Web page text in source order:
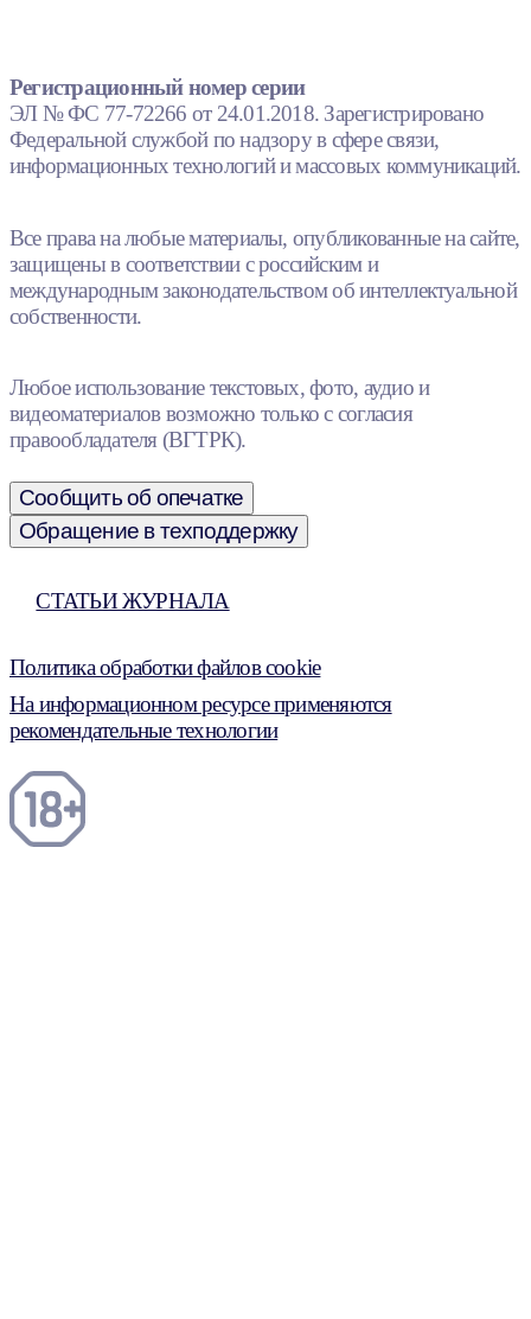
Регистрационный номер серии
ЭЛ № ФС 77-72266 от 24.01.2018. Зарегистрировано
Федеральной службой по надзору в сфере связи,
информационных технологий и массовых коммуникаций.
Все права на любые материалы, опубликованные на сайте,
защищены в соответствии с российским и
международным законодательством об интеллектуальной
собственности.
Любое использование текстовых, фото, аудио и
видеоматериалов возможно только с согласия
правообладателя (ВГТРК).
Сообщить об опечатке
Обращение в техподдержку
СТАТЬИ ЖУРНАЛА
Политика обработки файлов cookie
На информационном ресурсе применяются
рекомендательные технологии